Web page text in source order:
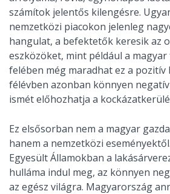
számítok jelentős kilengésre.
nemzetközi piacokon jelenleg
hangulat, a befektetők keresik az
eszközöket, mint például a
felében még maradhat ez a
félévben azonban könnyen
ismét előhozhatja a
Ez elsősorban nem a magyar
hanem a nemzetközi
Egyesült Államokban a
hulláma indul meg, az könnyen
az egész világra. Magyarország